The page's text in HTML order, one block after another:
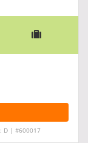
D | #600017